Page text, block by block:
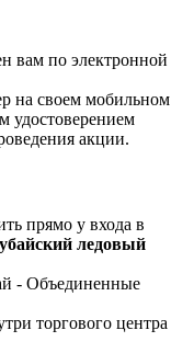
вам по электронной
на своем мобильном
удостоверением
акции.
прямо у входа в
ледовый
- Объединенные
торгового центра